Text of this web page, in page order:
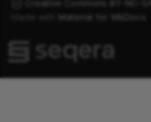
Creative Commons BY-NC-
Material for MkDocs